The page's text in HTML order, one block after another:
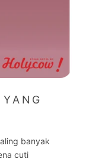
banyak
cuti